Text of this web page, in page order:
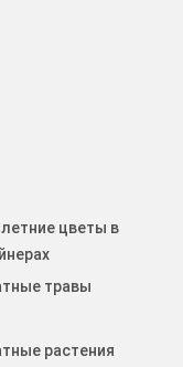
цветы в
травы
растения